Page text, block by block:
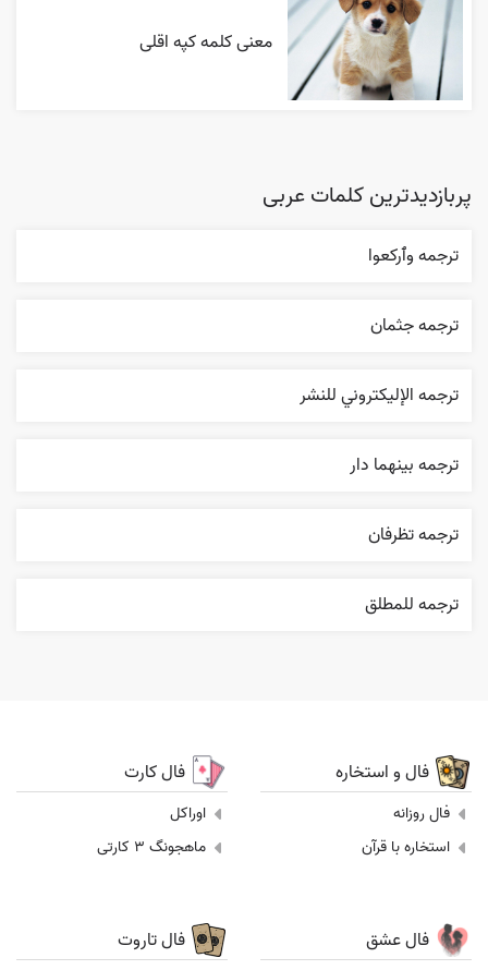
معنی کلمه کپه اقلی
پربازدیدترین کلمات عربی
ترجمه وٱرکعوا
ترجمه جثمان
ترجمه الإليکتروني للنشر
ترجمه بينهما دار
ترجمه تظرفان
ترجمه للمطلق
فال و استخاره
فال روزانه
استخاره با قرآن
فال کارت
اوراکل
ماهجونگ 3 کارتی
فال عشق فال تاروت